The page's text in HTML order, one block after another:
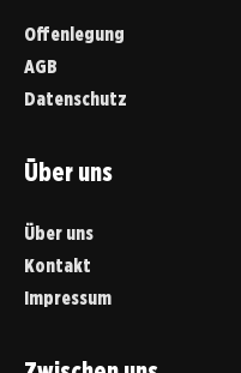
Offenlegung
AGB
Datenschutz
Über uns
Über uns
Kontakt
Impressum